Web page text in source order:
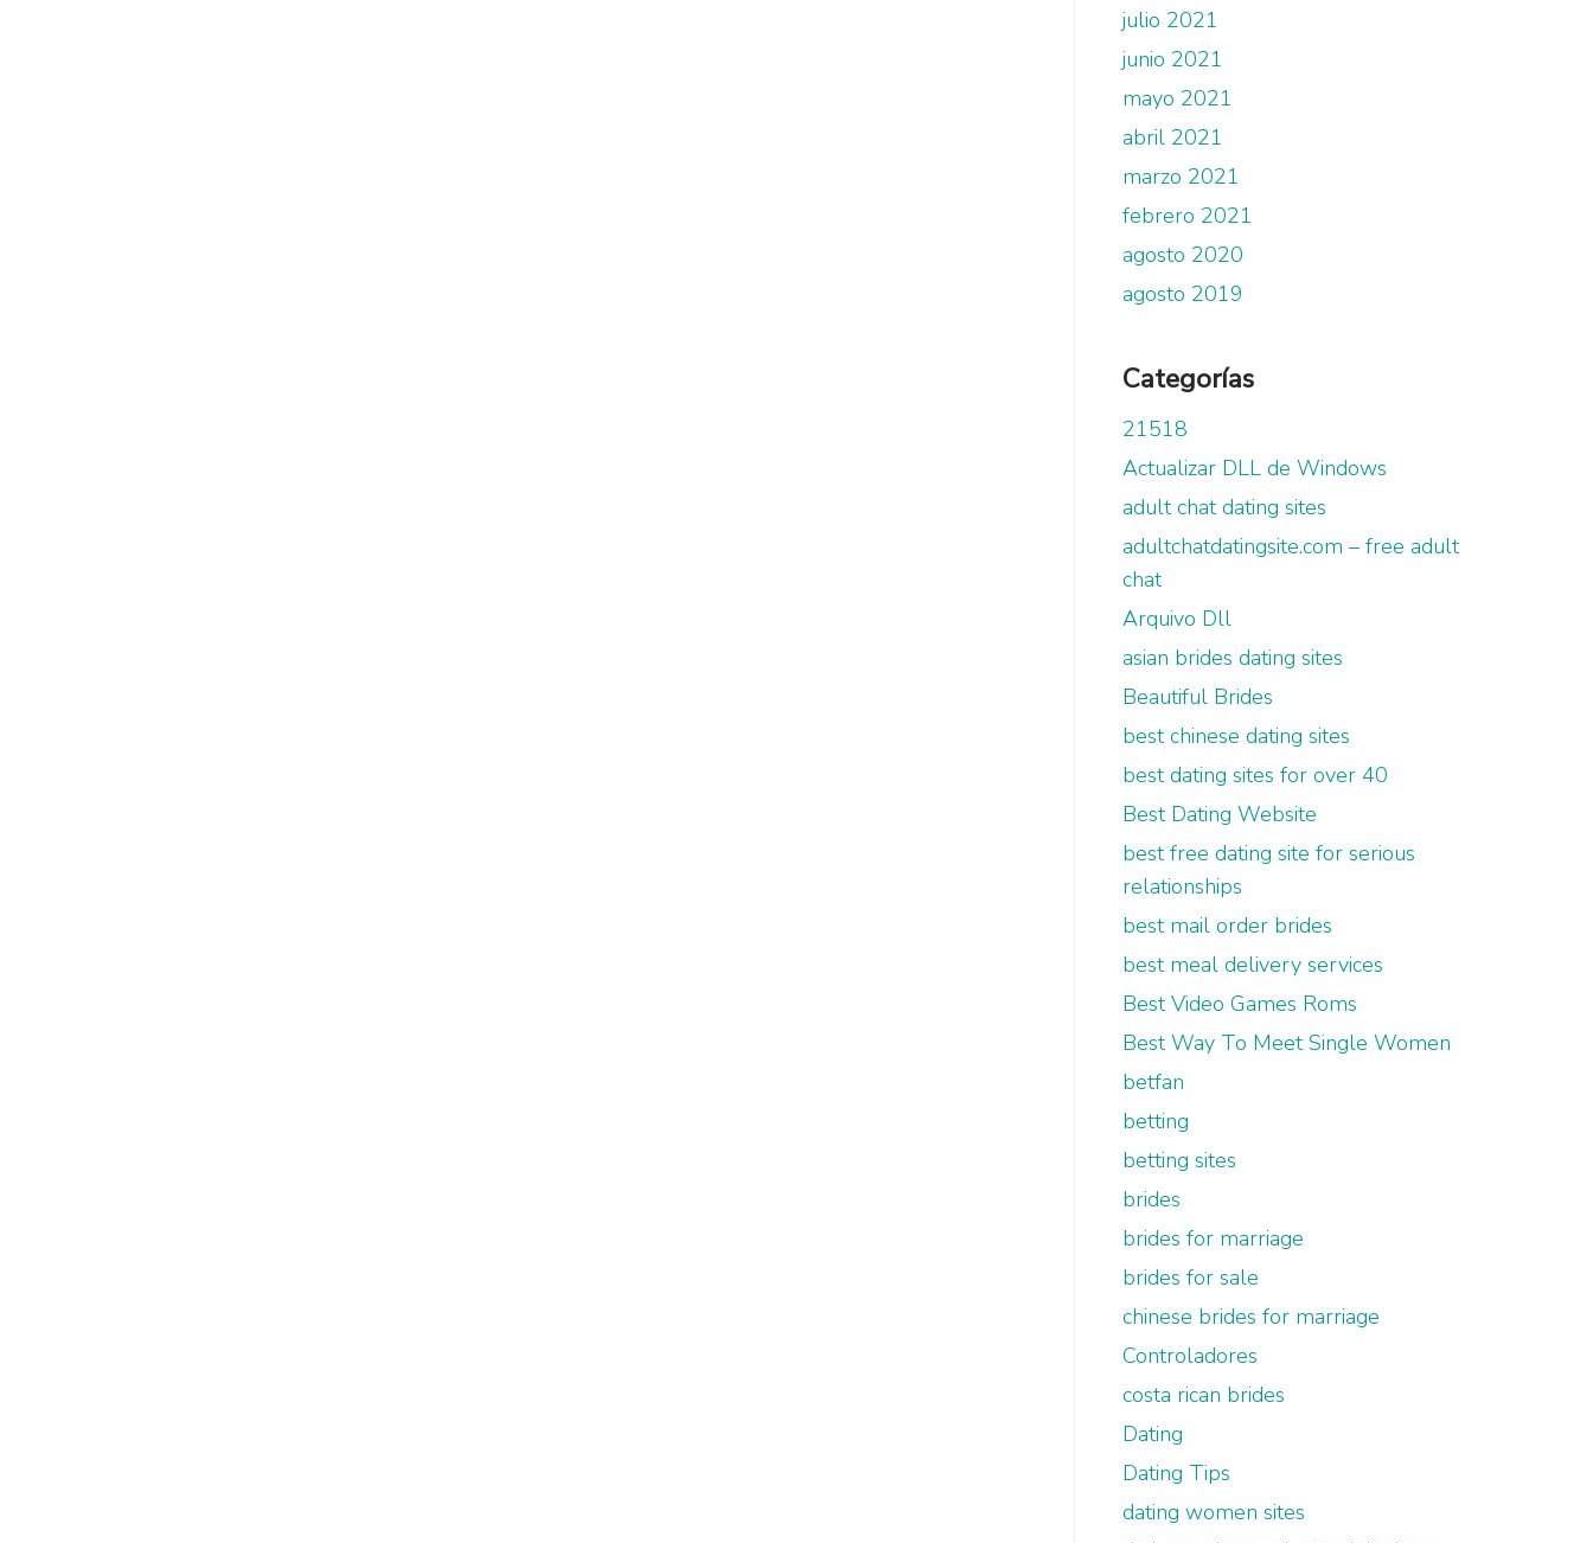
julio 2021
junio 2021
mayo 2021
abril 2021
marzo 2021
febrero 2021
agosto 2020
agosto 2019
Categorías
21518
Actualizar DLL de Windows
adult chat dating sites
adultchatdatingsite.com – free adult
chat
Arquivo Dll
asian brides dating sites
Beautiful Brides
best chinese dating sites
best dating sites for over 40
Best Dating Website
best free dating site for serious
relationships
best mail order brides
best meal delivery services
Best Video Games Roms
Best Way To Meet Single Women
betfan
betting
betting sites
brides
brides for marriage
brides for sale
chinese brides for marriage
Controladores
costa rican brides
Dating
Dating Tips
dating women sites